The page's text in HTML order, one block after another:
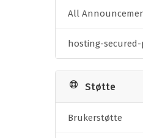
All
hosting-
Støtte
Brukerstøtte